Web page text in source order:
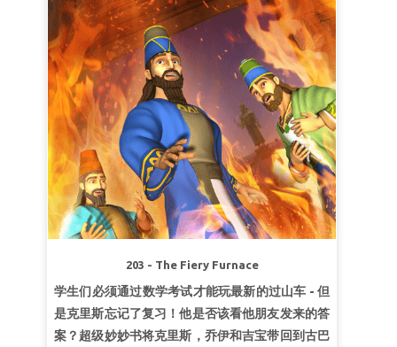
超级经文：“我们听见了，就都心里惊怕；...耶和华
你们的神，本是上天下地的神。”约书亚记
2:11（和合本）
第2课：在基督里得胜
超级真理：靠着基督，我能克服一切阻碍。
超级经文： “以色列人因着信，围绕耶利哥城七
日，城墙就倒塌了。 ”希伯来书13:21(和合本)
第三课成为上帝的孩子
超级真理：藉着基督，我成为上帝的孩子。
罗马书8:15下 (和合本)
203 - The Fiery Furnace
学生们必须通过数学考试才能玩最新的过山车 - 但
是克里斯忘记了复习！他是否该看他朋友发来的答
案？超级妙妙书将克里斯，乔伊和吉宝带回到古巴